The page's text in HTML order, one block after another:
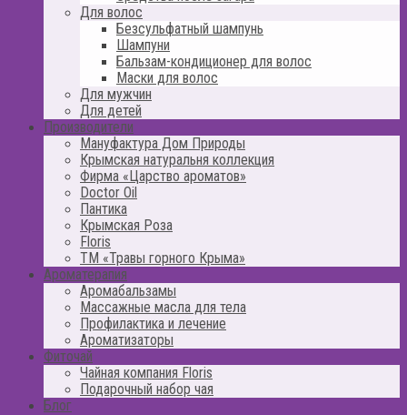
Для волос
Безсульфатный шампунь
Шампуни
Бальзам-кондиционер для волос
Маски для волос
Для мужчин
Для детей
Производители
Мануфактура Дом Природы
Крымская натуральня коллекция
Фирма «Царство ароматов»
Doctor Oil
Пантика
Крымская Роза
Floris
ТМ «Травы горного Крыма»
Ароматерапия
Аромабальзамы
Массажные масла для тела
Профилактика и лечение
Ароматизаторы
Фиточай
Чайная компания Floris
Подарочный набор чая
Блог